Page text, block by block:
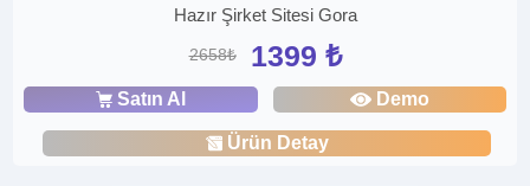
Hazır Şirket Sitesi Gora
2658₺ 1399 ₺
Satın Al Demo
Ürün Detay